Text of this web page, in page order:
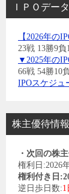
ＩＰＯデータ
【2026年の
23戦 13勝9
▼2025年の
66戦 54勝10
IPOスケジュ
株主優待情報
・次回の株
権利日:2026
権利付き日
逆日歩日数:1